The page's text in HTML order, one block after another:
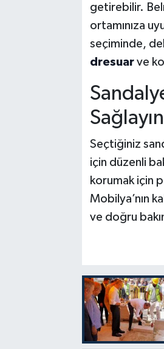
getirebilir.
ortamınıza
seçiminde,
dresuarve
Sağlayın
Seçtiğiniz
için düzenli
korumak için
Mobilya’nın
ve doğru